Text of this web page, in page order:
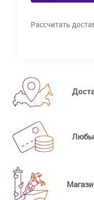
Рассчитать